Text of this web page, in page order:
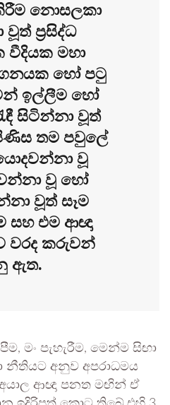
නොසලකා
ප්‍රසිද්ධ
වීදියක මහා
හෝ පටු
ඉල්ලීම හෝ
සිටින්නා වූත්
තම පවුලේ
වූ
වූ හෝ
වූත් සෑම
එම ආඥා
වරද කරුවන්
ඇත.
මං පැහැරීම, මෙන්ම සිඟා
නීතියට අනුව අපරාධමය
අයාල ආඥා පනත මඟින් ඒ